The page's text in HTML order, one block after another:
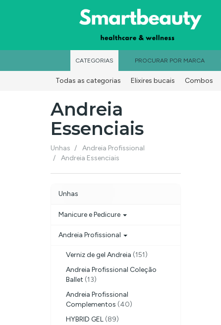
CATEGORIAS PROCURAR POR MARCA
Todas as categorias Elixires bucais Combos
Coloração Profissional
Andreia
Essenciais
Andreia
Unhas
Andreia Profissional
Andreia Essenciais
Unhas
Manicure e Pedicure
Andreia Profissional
Verniz de gel Andreia (151)
Andreia Profissional Coleção
Ballet (13)
Andreia Profissional
Complementos (40)
HYBRID GEL (89)